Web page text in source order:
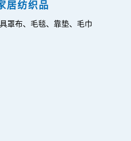
居纺织品
罩布、毛毯、靠垫、毛巾